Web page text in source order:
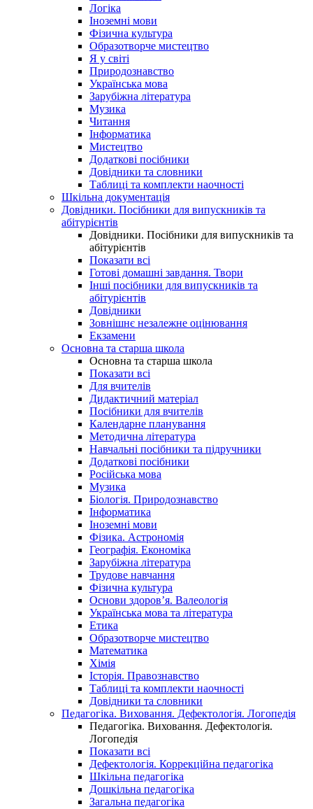
Логіка
Іноземні мови
Фізична культура
Образотворче мистецтво
Я у світі
Природознавство
Українська мова
Зарубіжна література
Музика
Читання
Інформатика
Мистецтво
Додаткові посібники
Довідники та словники
Таблиці та комплекти наочності
Шкільна документація
Довідники. Посібники для випускників та
абітурієнтів
Довідники. Посібники для випускників та
абітурієнтів
Показати всі
Готові домашні завдання. Твори
Інші посібники для випускників та
абітурієнтів
Довідники
Зовнішнє незалежне оцінювання
Екзамени
Основна та старша школа
Основна та старша школа
Показати всі
Для вчителів
Дидактичний матеріал
Посібники для вчителів
Календарне планування
Методична література
Навчальні посібники та підручники
Додаткові посібники
Російська мова
Музика
Біологія. Природознавство
Інформатика
Іноземні мови
Фізика. Астрономія
Географія. Економіка
Зарубіжна література
Трудове навчання
Фізична культура
Основи здоров’я. Валеологія
Українська мова та література
Етика
Образотворче мистецтво
Математика
Хімія
Історія. Правознавство
Таблиці та комплекти наочності
Довідники та словники
Педагогіка. Виховання. Дефектологія. Логопедія
Педагогіка. Виховання. Дефектологія.
Логопедія
Показати всі
Дефектологія. Коррекційна педагогіка
Шкільна педагогіка
Дошкільна педагогіка
Загальна педагогіка